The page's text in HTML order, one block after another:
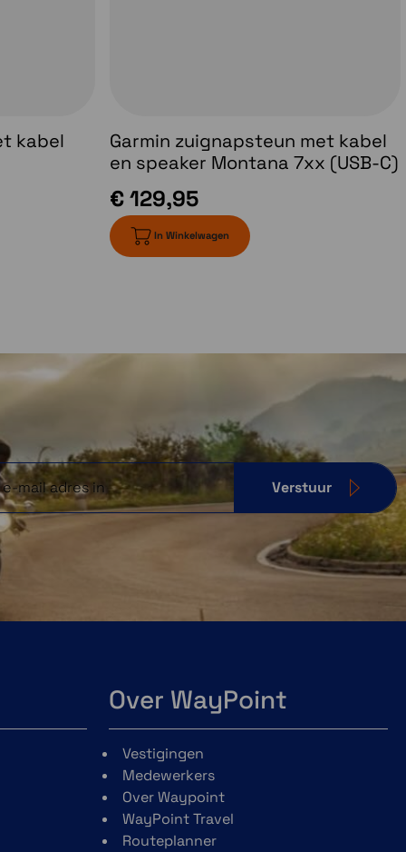
kabel
Garmin zuignapsteun met kabel
en speaker Montana 7xx (USB-C)
€ 129,95
In Winkelwagen
Verstuur
Over WayPoint
Vestigingen
Medewerkers
Over Waypoint
WayPoint Travel
Routeplanner